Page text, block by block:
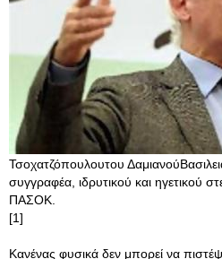
Τσοχατζόπουλουτου
συγγραφέα, ιδρυτικού και ηγετικού
ΠΑΣΟΚ.
[1]
Κανένας φυσικά δεν μπορεί να